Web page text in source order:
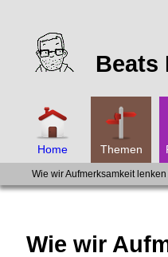
Beats
Home Themen
Wie wir Aufmerksamkeit
Wie wir